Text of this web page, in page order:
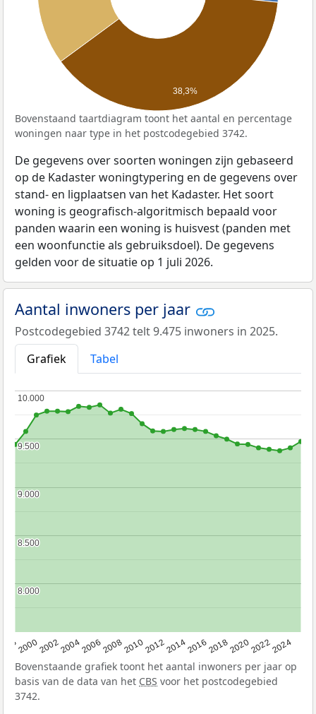
38,3%
Bovenstaand taartdiagram toont het aantal en percentage
woningen naar type in het postcodegebied 3742.
De gegevens over soorten woningen zijn gebaseerd
op de Kadaster woningtypering en de gegevens over
stand- en ligplaatsen van het Kadaster. Het soort
woning is geografisch-algoritmisch bepaald voor
panden waarin een woning is huisvest (panden met
een woonfunctie als gebruiksdoel). De gegevens
gelden voor de situatie op 1 juli 2026.
Aantal inwoners per jaar
Postcodegebied 3742 telt 9.475 inwoners in 2025.
Grafiek
Tabel
2000200220042006200820102012201420162018202020222024
8.000
8.000
8.500
8.500
9.000
9.000
9.500
9.500
10.000
10.000
Bovenstaande grafiek toont het aantal inwoners per jaar op
basis van de data van het CBS voor het postcodegebied
3742.